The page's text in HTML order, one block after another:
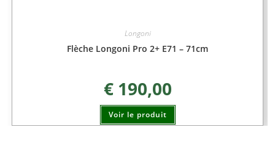
Longoni
Flèche Longoni Pro 2+ E71 – 71cm
€190,00
Voir le produit